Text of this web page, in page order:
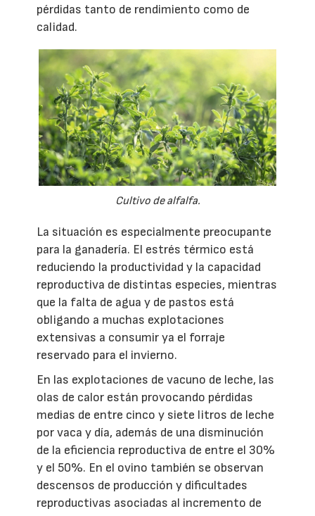
pérdidas tanto de rendimiento como de
calidad.
Cultivo de alfalfa.
La situación es especialmente preocupante
para la ganadería. El estrés térmico está
reduciendo la productividad y la capacidad
reproductiva de distintas especies, mientras
que la falta de agua y de pastos está
obligando a muchas explotaciones
extensivas a consumir ya el forraje
reservado para el invierno.
En las explotaciones de vacuno de leche, las
olas de calor están provocando pérdidas
medias de entre cinco y siete litros de leche
por vaca y día, además de una disminución
de la eficiencia reproductiva de entre el 30%
y el 50%. En el ovino también se observan
descensos de producción y dificultades
reproductivas asociadas al incremento de